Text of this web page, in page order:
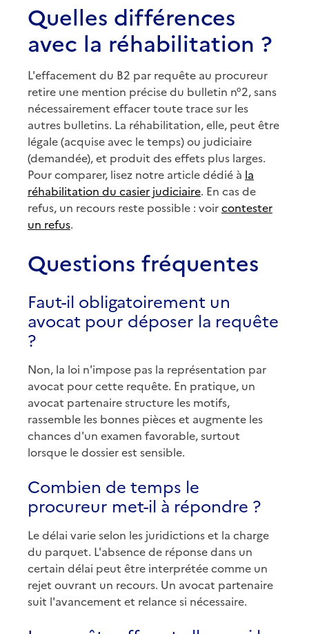
Quelles différences
avec la réhabilitation ?
L'effacement du B2 par requête au procureur
retire une mention précise du bulletin n°2, sans
nécessairement effacer toute trace sur les
autres bulletins. La réhabilitation, elle, peut être
légale (acquise avec le temps) ou judiciaire
(demandée), et produit des effets plus larges.
Pour comparer, lisez notre article dédié à la
réhabilitation du casier judiciaire. En cas de
refus, un recours reste possible : voircontester
un refus.
Questions fréquentes
Faut-il obligatoirement un
avocat pour déposer la requête
?
Non, la loi n'impose pas la représentation par
avocat pour cette requête. En pratique, un
avocat partenaire structure les motifs,
rassemble les bonnes pièces et augmente les
chances d'un examen favorable, surtout
lorsque le dossier est sensible.
Combien de temps le
procureur met-il à répondre ?
Le délai varie selon les juridictions et la charge
du parquet. L'absence de réponse dans un
certain délai peut être interprétée comme un
rejet ouvrant un recours. Un avocat partenaire
suit l'avancement et relance si nécessaire.